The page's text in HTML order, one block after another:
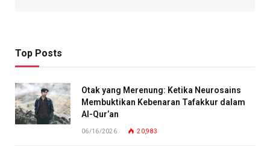
Top Posts
Otak yang Merenung: Ketika Neurosains
Membuktikan Kebenaran Tafakkur dalam
Al-Qur’an
06/16/2026 20,983